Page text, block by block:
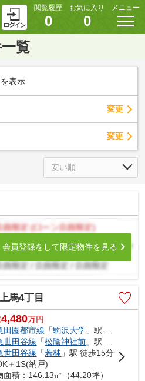
閲覧履歴
0
お気に入り
0
メニュー
覧
表示
変更
変更
会員登録をして限定物件を見る
馬4丁目
4,480万円
田園都市線 「駒沢大学 」駅 徒歩6分
世田谷線 「松陰神社前 」駅 徒歩13分
世田谷線 「若林 」駅 徒歩15分
＋1S(納戸)
面積：146.13㎡（44.20坪）